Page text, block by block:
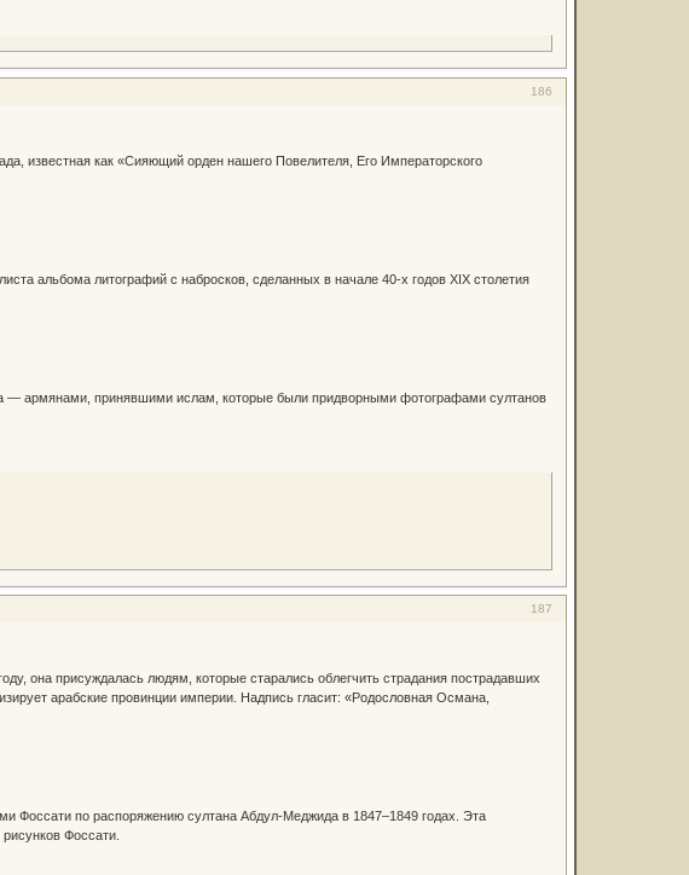
186
известная как «Сияющий орден нашего Повелителя, Его Императорского
альбома литографий с набросков, сделанных в начале 40-х годов XIX столетия
— армянами, принявшими ислам, которые были придворными фотографами султанов
187
она присуждалась людям, которые старались облегчить страдания пострадавших
арабские провинции империи. Надпись гласит: «Родословная Османа,
Фоссати по распоряжению султана Абдул-Меджида в 1847–1849 годах. Эта
Фоссати.